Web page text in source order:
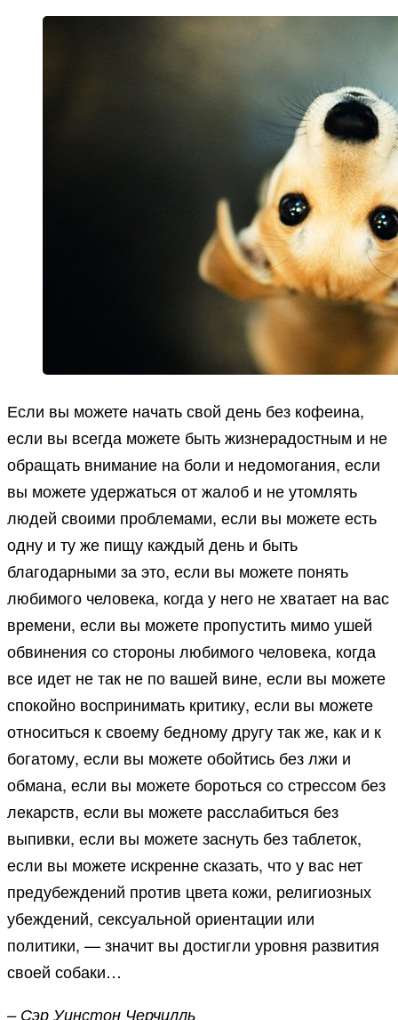
Если вы можете начать свой день без кофеина,
если вы всегда можете быть жизнерадостным и не
обращать внимание на боли и недомогания, если
вы можете удержаться от жалоб и не утомлять
людей своими проблемами, если вы можете есть
одну и ту же пищу каждый день и быть
благодарными за это, если вы можете понять
любимого человека, когда у него не хватает на вас
времени, если вы можете пропустить мимо ушей
обвинения со стороны любимого человека, когда
все идет не так не по вашей вине, если вы можете
спокойно воспринимать критику, если вы можете
относиться к своему бедному другу так же, как и к
богатому, если вы можете обойтись без лжи и
обмана, если вы можете бороться со стрессом без
лекарств, если вы можете расслабиться без
выпивки, если вы можете заснуть без таблеток,
если вы можете искренне сказать, что у вас нет
предубеждений против цвета кожи, религиозных
убеждений, сексуальной ориентации или
политики, — значит вы достигли уровня развития
своей собаки…
– Сэр Уинстон Черчилль